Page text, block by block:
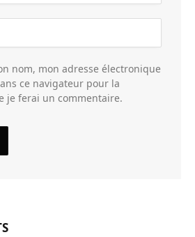
nom, mon adresse électronique
ce navigateur pour la
je ferai un commentaire.